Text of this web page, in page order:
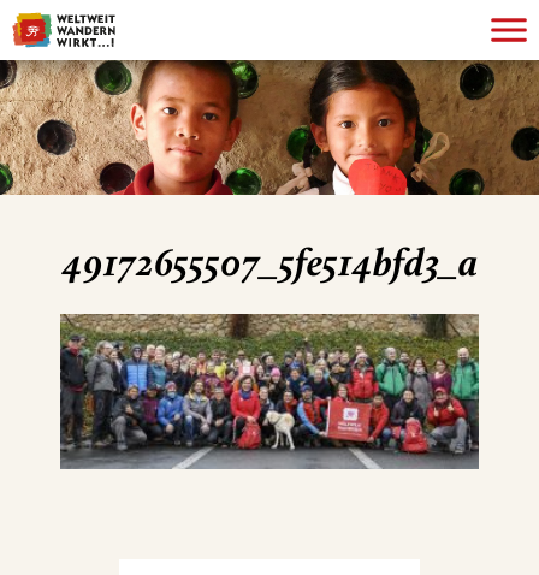
49172655507_5fe514bfd3_a